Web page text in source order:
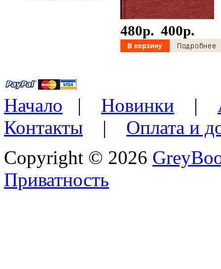
480p. 400p.
Начало | Новинки |
Контакты | Оплата и
Copyright © 2026
Приватность